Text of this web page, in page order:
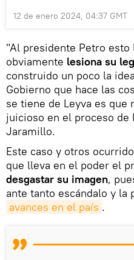
12 de enero 2024, 04:37 GMT
"Al presidente Petro esto
obviamente lesiona su
construido un poco la
Gobierno que hace las
se tiene de Leyva es
juicioso en el proceso de
Jaramillo.
Este caso y otros
que lleva en el poder el
desgastar su imagen,
ante tanto escándalo y la
avances en el país .